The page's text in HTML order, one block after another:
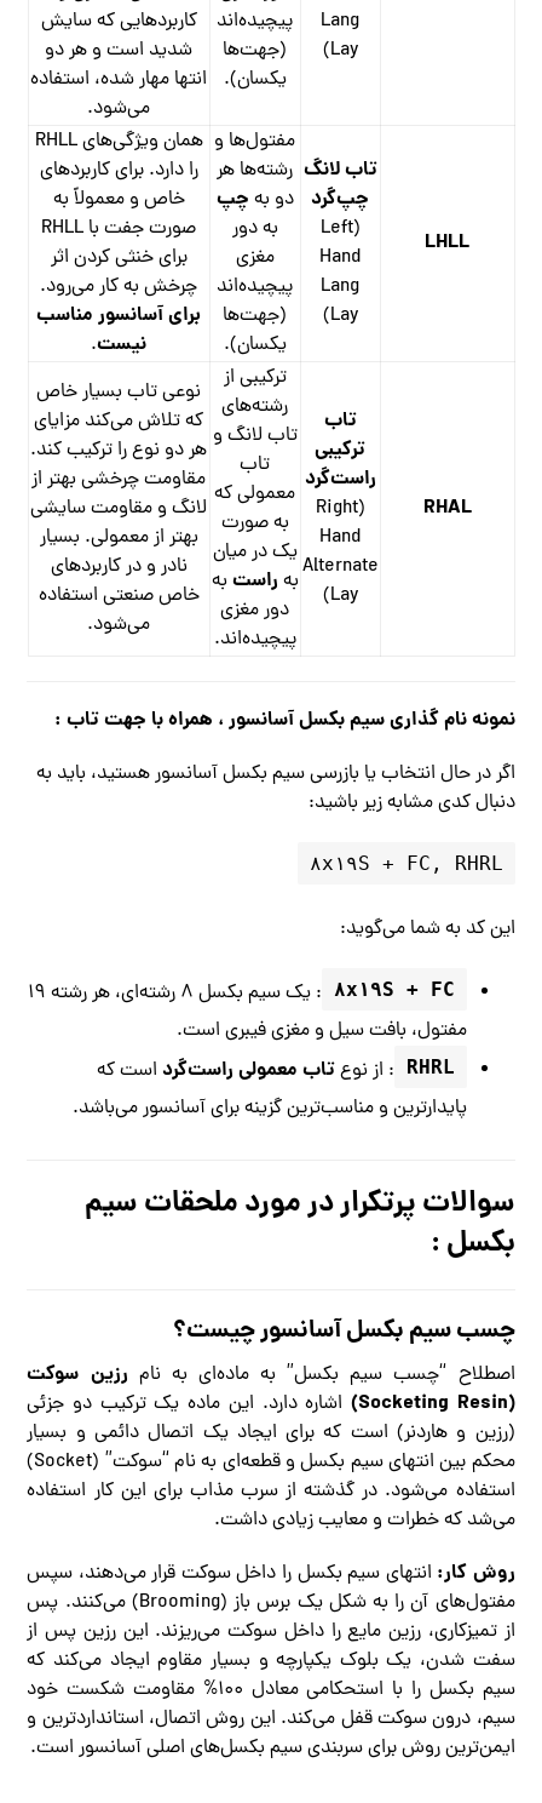
Lang
Lay)
پیچیده‌اند
(جهت‌ها
یکسان).
کاربردهایی که سایش
شدید است و هر دو
انتها مهار شده، استفاده
می‌شود.
LHLL
تاب لانگ
چپ‌گرد
(Left
Hand
Lang
Lay)
مفتول‌ها و
رشته‌ها هر
دو به چپ
به دور
مغزی
پیچیده‌اند
(جهت‌ها
یکسان).
همان ویژگی‌های RHLL
را دارد. برای کاربردهای
خاص و معمولاً به
صورت جفت با RHLL
برای خنثی کردن اثر
چرخش به کار می‌رود.
برای آسانسور مناسب
نیست.
RHAL
تاب
ترکیبی
راست‌گرد
(Right
Hand
Alternate
Lay)
ترکیبی از
رشته‌های
تاب لانگ و
تاب
معمولی که
به صورت
یک در میان
به راست به
دور مغزی
پیچیده‌اند.
نوعی تاب بسیار خاص
که تلاش می‌کند مزایای
هر دو نوع را ترکیب کند.
مقاومت چرخشی بهتر از
لانگ و مقاومت سایشی
بهتر از معمولی. بسیار
نادر و در کاربردهای
خاص صنعتی استفاده
می‌شود.
نمونه نام گذاری سیم بکسل آسانسور ، همراه با جهت تاب :
اگر در حال انتخاب یا بازرسی سیم بکسل آسانسور هستید، باید به
دنبال کدی مشابه زیر باشید:
۸x۱۹S + FC, RHRL
این کد به شما می‌گوید:
۸x۱۹S + FC
: یک سیم بکسل ۸ رشته‌ای، هر رشته ۱۹
مفتول، بافت سیل و مغزی فیبری است.
RHRL : از نوعتاب معمولی راست‌گرد است که
پایدارترین و مناسب‌ترین گزینه برای آسانسور می‌باشد.
سوالات پرتکرار در مورد ملحقات سیم
بکسل :
چسب سیم بکسل آسانسور چیست؟
اصطلاح “چسب سیم بکسل” به ماده‌ای به نام رزین سوکت
(Socketing Resin)
اشاره دارد. این ماده یک ترکیب دو جزئی
(رزین و هاردنر) است که برای ایجاد یک اتصال دائمی و بسیار
محکم بین انتهای سیم بکسل و قطعه‌ای به نام “سوکت” (Socket)
استفاده می‌شود. در گذشته از سرب مذاب برای این کار استفاده
می‌شد که خطرات و معایب زیادی داشت.
روش کار: انتهای سیم بکسل را داخل سوکت قرار می‌دهند، سپس
مفتول‌های آن را به شکل یک برس باز (Brooming) می‌کنند. پس
از تمیزکاری، رزین مایع را داخل سوکت می‌ریزند. این رزین پس از
سفت شدن، یک بلوک یکپارچه و بسیار مقاوم ایجاد می‌کند که
سیم بکسل را با استحکامی معادل ۱۰۰% مقاومت شکست خود
سیم، درون سوکت قفل می‌کند. این روش اتصال، استانداردترین و
ایمن‌ترین روش برای سربندی سیم بکسل‌های اصلی آسانسور است.